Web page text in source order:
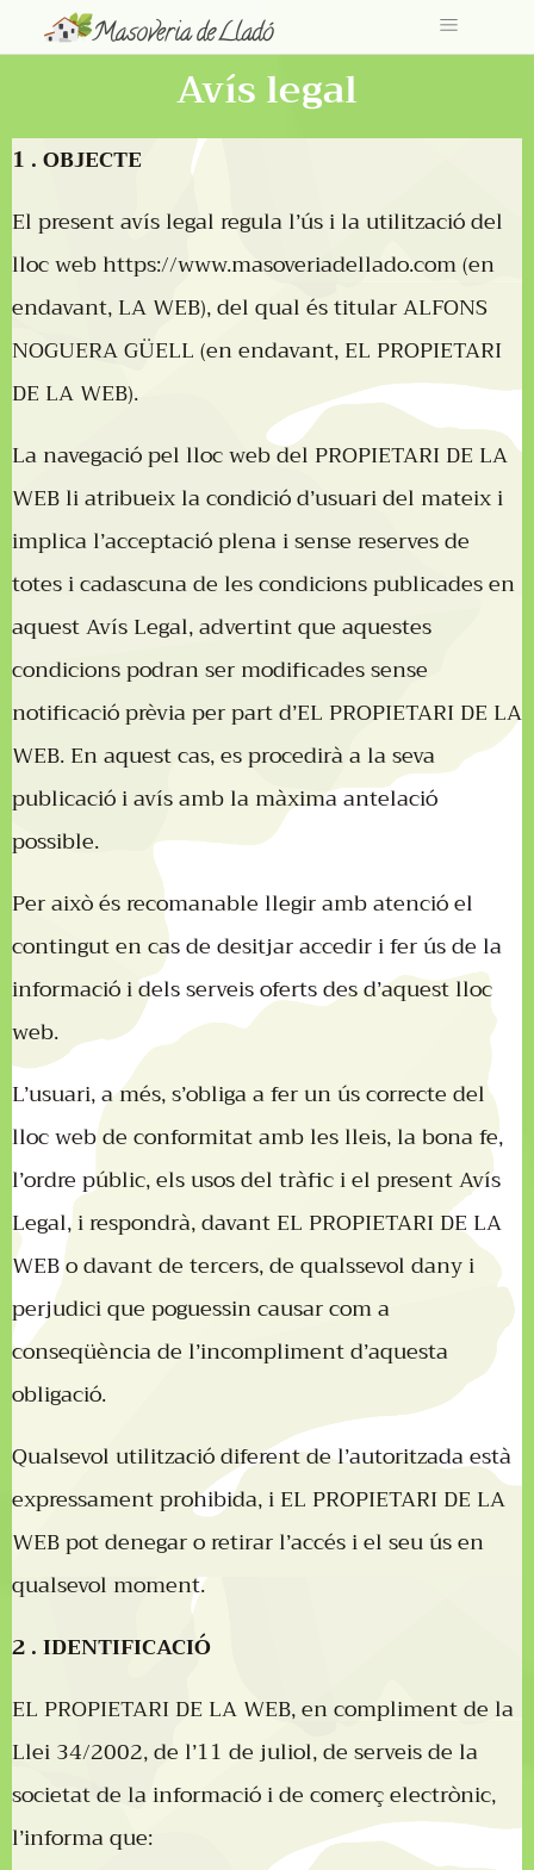
Avís legal
1 . OBJECTE
El present avís legal regula l’ús i la utilització del
lloc webhttps://www.masoveriadellado.com(en
endavant, LA WEB), del qual és titular ALFONS
NOGUERA GÜELL (en endavant, EL PROPIETARI
DE LA WEB).
La navegació pel lloc web del PROPIETARI DE LA
WEB li atribueix la condició d’usuari del mateix i
implica l’acceptació plena i sense reserves de
totes i cadascuna de les condicions publicades en
aquest Avís Legal, advertint que aquestes
condicions podran ser modificades sense
notificació prèvia per part d’EL PROPIETARI DE LA
WEB. En aquest cas, es procedirà a la seva
publicació i avís amb la màxima antelació
possible.
Per això és recomanable llegir amb atenció el
contingut en cas de desitjar accedir i fer ús de la
informació i dels serveis oferts des d’aquest lloc
web.
L’usuari, a més, s’obliga a fer un ús correcte del
lloc web de conformitat amb les lleis, la bona fe,
l’ordre públic, els usos del tràfic i el present Avís
Legal, i respondrà, davant EL PROPIETARI DE LA
WEB o davant de tercers, de qualssevol dany i
perjudici que poguessin causar com a
conseqüència de l’incompliment d’aquesta
obligació.
Qualsevol utilització diferent de l’autoritzada està
expressament prohibida, i EL PROPIETARI DE LA
WEB pot denegar o retirar l’accés i el seu ús en
qualsevol moment.
2 . IDENTIFICACIÓ
EL PROPIETARI DE LA WEB, en compliment de la
Llei 34/2002, de l’11 de juliol, de serveis de la
societat de la informació i de comerç electrònic,
l’informa que: